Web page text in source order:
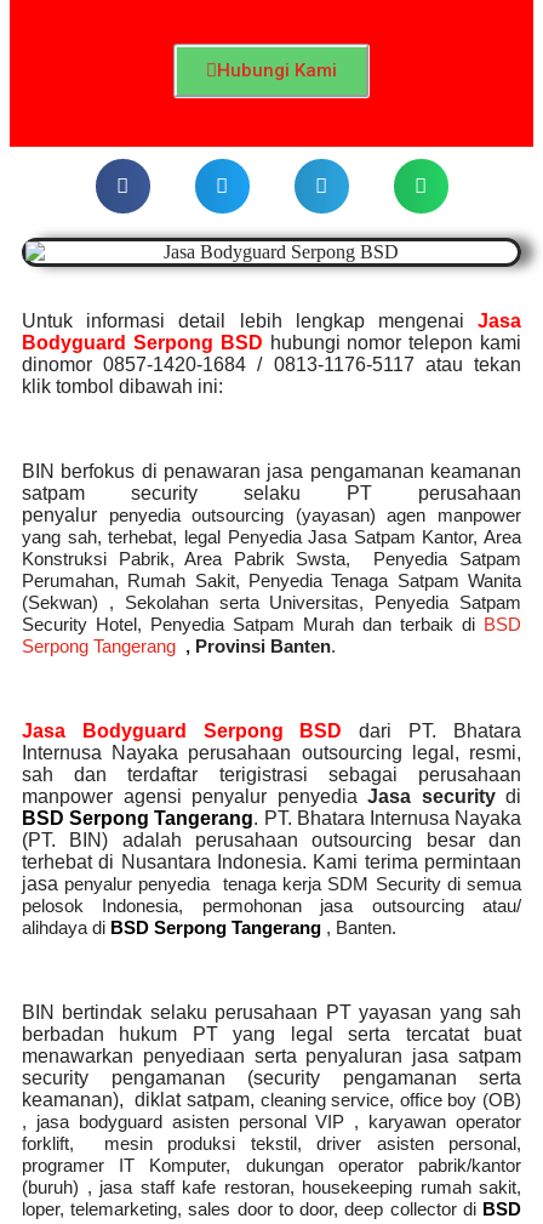
Hubungi Kami
Untuk informasi detail lebih lengkap mengenai Jasa
Bodyguard Serpong BSD hubungi nomor telepon kami
dinomor 0857-1420-1684 / 0813-1176-5117 atau tekan
klik tombol dibawah ini:
BIN berfokus di penawaran jasa pengamanan keamanan
satpam security selaku PT perusahaan
penyalur penyediaoutsourcing (yayasan) agen manpower
yang sah, terhebat, legalPenyedia Jasa Satpam Kantor, Area
Konstruksi Pabrik, Area Pabrik Swsta, Penyedia Satpam
Perumahan, Rumah Sakit, Penyedia Tenaga Satpam Wanita
(Sekwan) , Sekolahan serta Universitas, Penyedia Satpam
Security Hotel, Penyedia Satpam Murah dan terbaik di BSD
Serpong Tangerang , Provinsi Banten.
Jasa Bodyguard Serpong BSD
dari PT. Bhatara
Internusa Nayaka perusahaan outsourcing legal, resmi,
sah dan terdaftar terigistrasi sebagai perusahaan
manpower agensi penyalur penyedia Jasa securitydi
BSD Serpong Tangerang. PT. Bhatara Internusa Nayaka
(PT. BIN) adalah perusahaan outsourcing besar dan
terhebat di Nusantara Indonesia. Kami terima permintaan
jasa penyalur penyedia tenaga kerja SDM Security di semua
pelosok Indonesia, permohonan jasa outsourcing atau/
alihdaya di BSD Serpong Tangerang , Banten.
BIN bertindak selaku perusahaan PT yayasan yang sah
berbadan hukum PT yang legal serta tercatat buat
menawarkan penyediaan serta penyaluran jasa satpam
security pengamanan (security pengamanan serta
keamanan), diklat satpam, cleaning service, office boy (OB)
, jasa bodyguard asisten personal VIP , karyawan operator
forklift, mesin produksi tekstil, driver asisten personal,
programer IT Komputer, dukungan operator pabrik/kantor
(buruh) , jasa staff kafe restoran, housekeeping rumah sakit,
loper, telemarketing, sales door to door, deep collector di BSD